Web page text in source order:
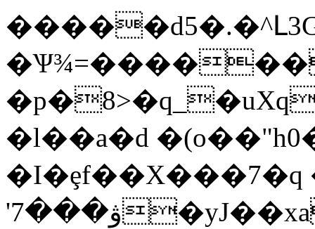
�l��a�d
'ۋ���7�yJ��xa���I?'�}